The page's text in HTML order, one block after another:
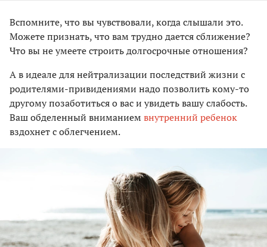
Вспомните, что вы чувствовали, когда слышали это.
Можете признать, что вам трудно дается сближение?
Что вы не умеете строить долгосрочные отношения?
А в идеале для нейтрализации последствий жизни с
родителями-привидениями надо позволить кому-то
другому позаботиться о вас и увидеть вашу слабость.
Ваш обделенный вниманиемвнутренний ребенок
вздохнет с облегчением.